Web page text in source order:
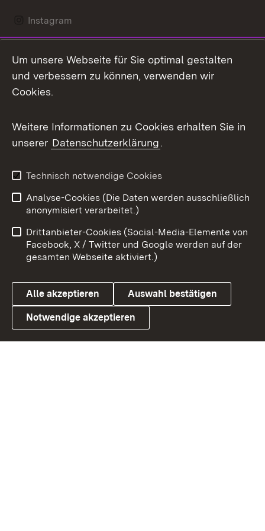
Instagram
Mastodon
Messenger
Social Wall
X / Twitter
Youtube
Link zum Landesportal
Benutzungshinweise
Barrierefreiheit
Datenschutz
Cookies
Um unsere Webseite für Sie optimal gestalten
und verbessern zu können, verwenden wir
Cookies.
Weitere Informationen zu Cookies erhalten Sie in
unserer Datenschutzerklärung.
Technisch notwendige Cookies
Analyse-Cookies (Die Daten werden ausschließlich
anonymisiert verarbeitet.)
Drittanbieter-Cookies (Social-Media-Elemente von
Facebook, X / Twitter und Google werden auf der
gesamten Webseite aktiviert.)
Alle akzeptieren Auswahl bestätigen
Notwendige akzeptieren